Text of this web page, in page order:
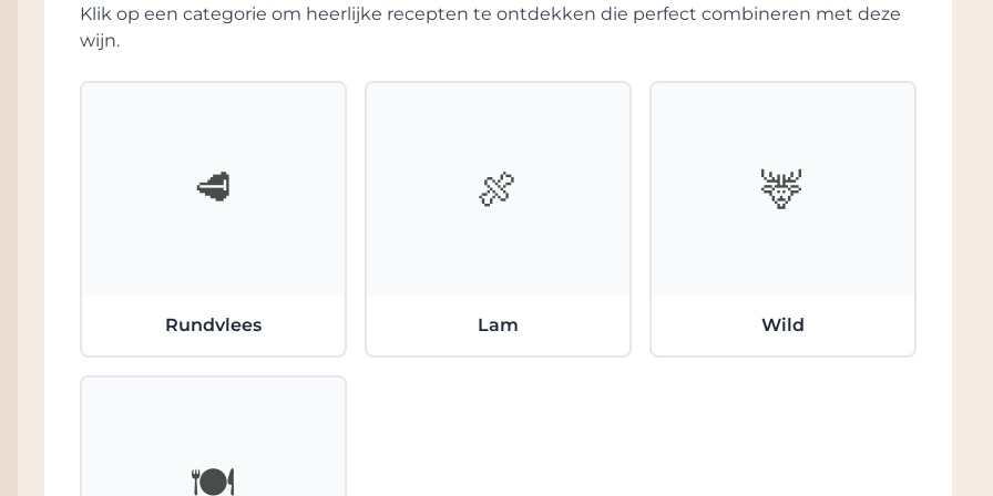
Risotto met porcini en Parmezaan:
Klik op een categorie om heerlijke recepten te ontdekken die perfect combineren met deze
wijn.
🥩
Rundvlees
🍖
Lam
🦌
Wild
🍽️